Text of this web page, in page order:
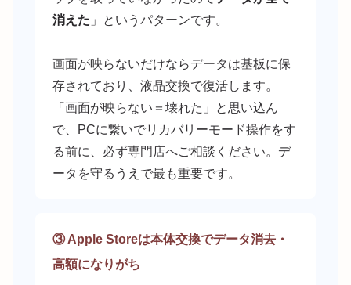
消えた 」というパターンです。
画面が映らないだけならデータは基板に保
存されており、液晶交換で復活します。
「画面が映らない＝壊れた」と思い込ん
で、PCに繋いでリカバリーモード操作をす
る前に、必ず専門店へご相談ください。デ
ータを守るうえで最も重要です。
③ Apple Storeは本体交換でデータ消去・
高額になりがち